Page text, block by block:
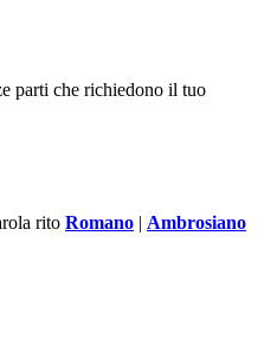
parti che richiedono il tuo
rito Romano | Ambrosiano